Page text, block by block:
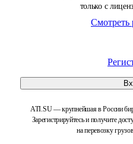
только с
Смотреть
ATI.SU — крупнейшая в России
Зарегистрируйтесь и получите
на перевозку